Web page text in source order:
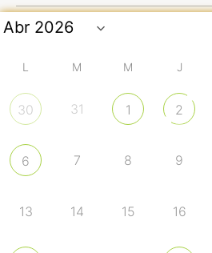
L M M J
30 31 1 2
6 7 8 9
13 14 15 16